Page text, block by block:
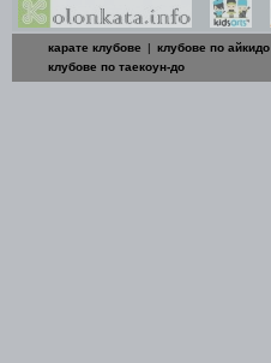
карате клубове | клубове по айкидо
клубове по таекоун-до